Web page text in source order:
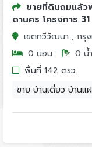
ขายที่ดินถมแล้ว
ดานคร โครงการ 31
เขตทวีวัฒนา , กรุ
0 นอน
0 น้ำ
พื้นที่ 142 ตรว.
ขาย บ้านเดี่ยว บ้าน